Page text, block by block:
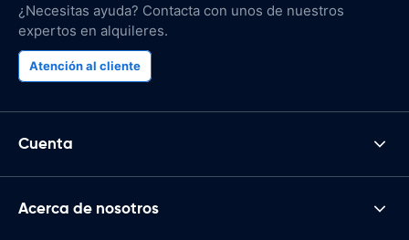
¿Necesitas ayuda? Contacta con unos de nuestros
expertos en alquileres.
Atención al cliente
Cuenta
Acerca de nosotros